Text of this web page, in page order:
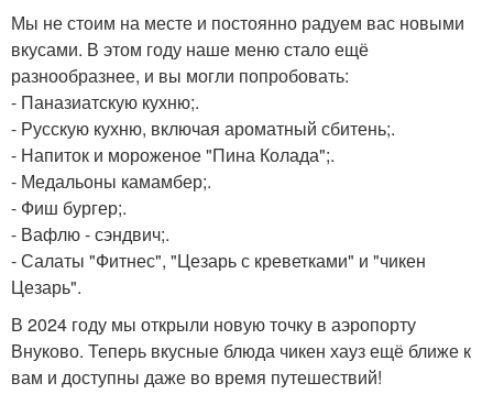
Мы не стоим на месте и постоянно радуем вас новыми
вкусами. В этом году наше меню стало ещё
разнообразнее, и вы могли попробовать:
- Паназиатскую кухню;.
- Русскую кухню, включая ароматный сбитень;.
- Напиток и мороженое "Пина Колада";.
- Медальоны камамбер;.
- Фиш бургер;.
- Вафлю - сэндвич;.
- Салаты "Фитнес", "Цезарь с креветками" и "чикен
Цезарь".
В 2024 году мы открыли новую точку в аэропорту
Внуково. Теперь вкусные блюда чикен хауз ещё ближе к
вам и доступны даже во время путешествий!